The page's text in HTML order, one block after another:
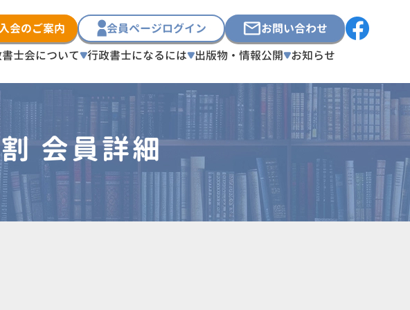
会のご案内 会員ページログイン
お問い合わせ
士会について 行政書士になるには 出版物・情報公開 お知らせ
会員詳細